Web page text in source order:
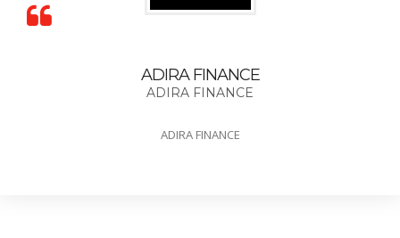
ADIRA FINANCE
ADIRA FINANCE
ADIRA FINANCE